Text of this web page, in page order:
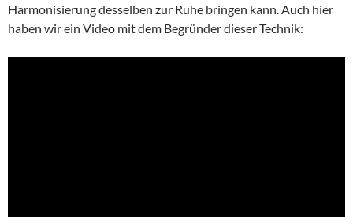
Harmonisierung desselben zur Ruhe bringen kann. Auch hier
haben wir ein Video mit dem Begründer dieser Technik: